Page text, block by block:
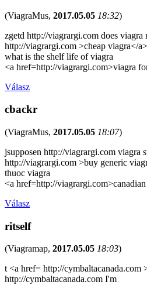
(ViagraMus, 2017.05.05 18:32)
zgetd http://viagrargi.com does viagra
http://viagrargi.com >cheap viagra</a>
what is the shelf life of viagra
<a href=http://viagrargi.com>viagra
Válasz
cbackr
(ViagraMus, 2017.05.05 18:07)
jsupposen http://viagrargi.com viagra
http://viagrargi.com >buy generic
thuoc viagra
<a href=http://
Válasz
ritself
(Viagramap, 2017.05.05 18:03)
t <a href= http://cymbaltacanada.com
http://cymbaltacanada.com I'm